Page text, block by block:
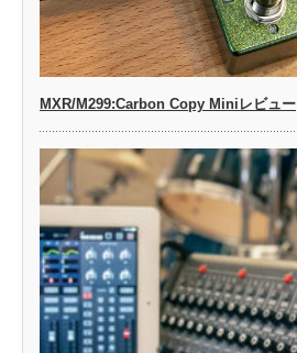
MXR/M299:Carbon Copy Miniレビュー